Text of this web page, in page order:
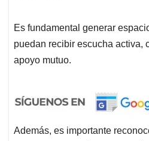
Es fundamental generar
puedan recibir escucha activa,
apoyo mutuo.
Además, es importante